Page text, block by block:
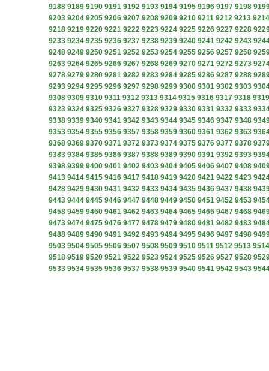
9188 9189 9190 9191 9192 9193 9194 9195 9196 9197 9198
9203 9204 9205 9206 9207 9208 9209 9210 9211 9212 9213 9214
9218 9219 9220 9221 9222 9223 9224 9225 9226 9227 9228
9233 9234 9235 9236 9237 9238 9239 9240 9241 9242 9243
9248 9249 9250 9251 9252 9253 9254 9255 9256 9257 9258
9263 9264 9265 9266 9267 9268 9269 9270 9271 9272 9273
9278 9279 9280 9281 9282 9283 9284 9285 9286 9287 9288
9293 9294 9295 9296 9297 9298 9299 9300 9301 9302 9303
9308 9309 9310 9311 9312 9313 9314 9315 9316 9317 9318 9319
9323 9324 9325 9326 9327 9328 9329 9330 9331 9332 9333
9338 9339 9340 9341 9342 9343 9344 9345 9346 9347 9348
9353 9354 9355 9356 9357 9358 9359 9360 9361 9362 9363
9368 9369 9370 9371 9372 9373 9374 9375 9376 9377 9378
9383 9384 9385 9386 9387 9388 9389 9390 9391 9392 9393
9398 9399 9400 9401 9402 9403 9404 9405 9406 9407 9408
9413 9414 9415 9416 9417 9418 9419 9420 9421 9422 9423
9428 9429 9430 9431 9432 9433 9434 9435 9436 9437 9438
9443 9444 9445 9446 9447 9448 9449 9450 9451 9452 9453
9458 9459 9460 9461 9462 9463 9464 9465 9466 9467 9468
9473 9474 9475 9476 9477 9478 9479 9480 9481 9482 9483
9488 9489 9490 9491 9492 9493 9494 9495 9496 9497 9498
9503 9504 9505 9506 9507 9508 9509 9510 9511 9512 9513 9514
9518 9519 9520 9521 9522 9523 9524 9525 9526 9527 9528
9533 9534 9535 9536 9537 9538 9539 9540 9541 9542 9543